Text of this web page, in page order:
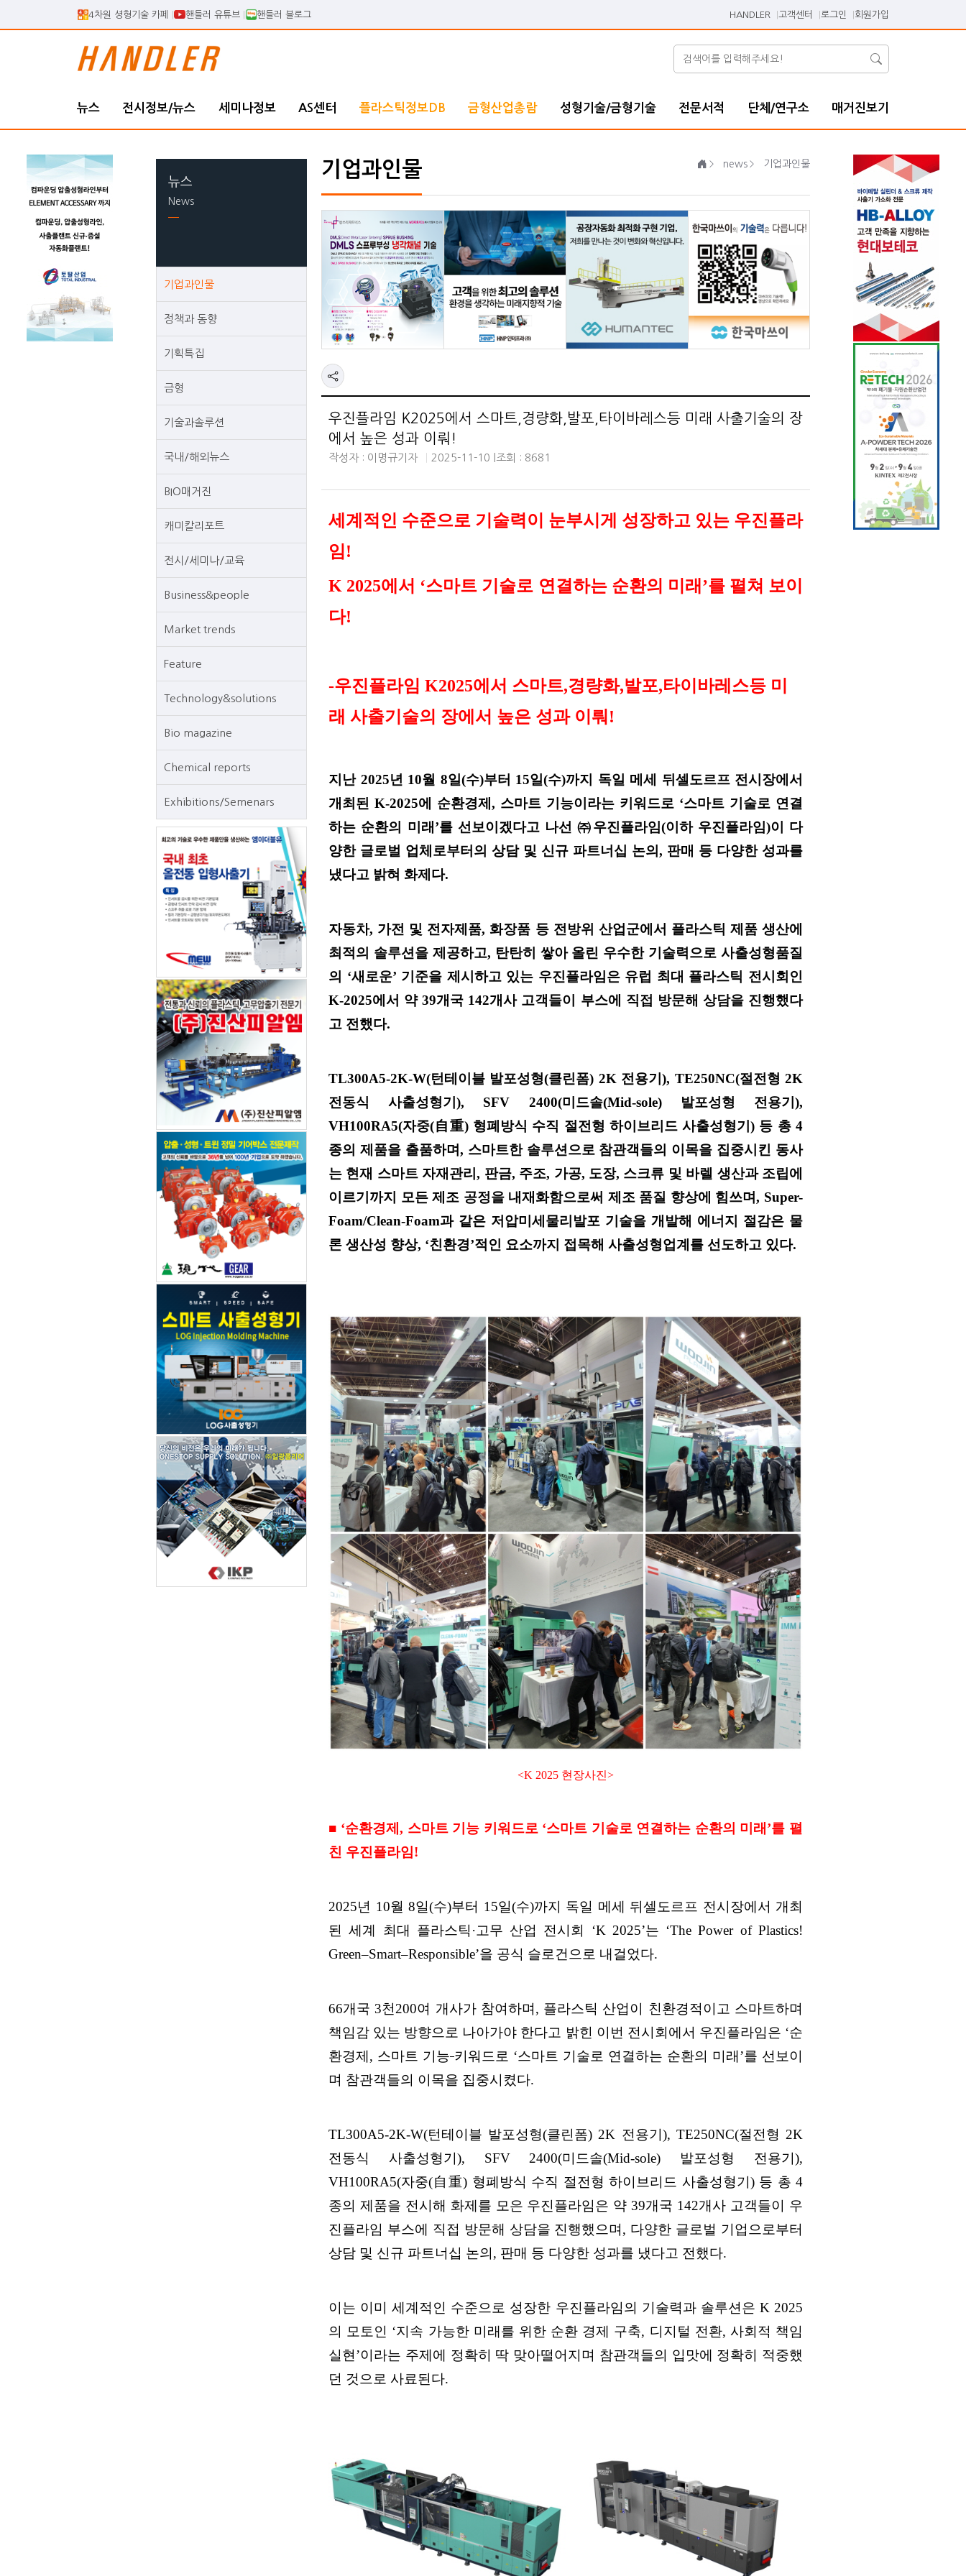
4차원 셩형기술 카페 핸들러 유튜브 핸들러 블로그 HANDLER 고객센터 로그인 회원가입
뉴스 전시정보/뉴스 세미나정보 AS센터 플라스틱정보DB 금형산업총람 성형기술/금형기술 전문서적 단체/연구소 매거진보기
뉴스
News
기업과인물
정책과 동향
기획특집
금형
기술과솔루션
국내/해외뉴스
BIO매거진
캐미칼리포트
전시/세미나/교육
Business&people
Market trends
Feature
Technology&solutions
Bio magazine
Chemical reports
Exhibitions/Semenars
기업과인물 news 기업과인물
우진플라임 K2025에서 스마트,경량화,발포,타이바레스등 미래 사출기술의 장
에서 높은 성과 이뤄!
작성자 : 이명규기자 2025-11-10 | 조회 : 8681
세계적인 수준으로 기술력이 눈부시게 성장하고 있는 우진플라
임!
K 2025에서 ‘스마트 기술로 연결하는 순환의 미래 ’를 펼쳐 보이
다!
-우진플라임 K2025에서 스마트,경량화,발포,타이바레스등 미
래 사출기술의 장에서 높은 성과 이뤄 !
지난 2025년 10월 8일(수)부터 15일(수)까지 독일 메세 뒤셀도르프 전시장에서
개최된 K-2025에 순환경제 , 스마트 기능이라는 키워드로 ‘스마트 기술로 연결
하는 순환의 미래 ’를 선보이겠다고 나선㈜우진플라임(이하 우진플라임)이 다
양한 글로벌 업체로부터의 상담 및 신규 파트너십 논의, 판매 등 다양한 성과를
냈다고 밝혀 화제다.
자동차, 가전 및 전자제품, 화장품 등 전방위 산업군에서 플라스틱 제품 생산에
최적의 솔루션을 제공하고, 탄탄히 쌓아 올린 우수한 기술력으로 사출성형품질
의 ‘새로운’ 기준을 제시하고 있는 우진플라임은 유럽 최대 플라스틱 전시회인
K-2025에서 약39개국 142개사 고객들이 부스에 직접 방문해 상담을 진행했다
고 전했다.
TL300A5-2K-W(턴테이블 발포성형(클린폼) 2K 전용기), TE250NC(절전형2K
전동식 사출성형기), SFV 2400(미드솔(Mid-sole) 발포성형 전용기),
VH100RA5(자중(自重) 형폐방식 수직 절전형 하이브리드 사출성형기) 등 총4
종의 제품을 출품하며, 스마트한 솔루션으로 참관객들의 이목을 집중시킨 동사
는 현재 스마트 자재관리, 판금, 주조, 가공, 도장, 스크류 및 바렐 생산과 조립에
이르기까지 모든 제조 공정을 내재화함으로써 제조 품질 향상에 힘쓰며, Super-
Foam/Clean-Foam과 같은 저압미세물리발포 기술을 개발해 에너지 절감은 물
론 생산성 향상, ‘친환경’적인 요소까지 접목해 사출성형업계를 선도하고 있다.
<K 2025 현장사진>
■ ‘순환경제, 스마트 기능 키워드로 ‘스마트 기술로 연결하는 순환의 미래 ’를 펼
친 우진플라임!
2025년 10월 8일(수)부터 15일(수)까지 독일 메세 뒤셀도르프 전시장에서 개최
된 세계 최대 플라스틱 ·고무 산업 전시회 ‘K 2025’는 ‘The Power of Plastics!
Green–Smart–Responsible’을 공식 슬로건으로 내걸었다.
66개국 3천200여 개사가 참여하며 , 플라스틱 산업이 친환경적이고 스마트하며
책임감 있는 방향으로 나아가야 한다고 밝힌 이번 전시회에서 우진플라임은 ‘순
환경제 , 스마트 기능 키워드로 ‘스마트 기술로 연결하는 순환의 미래 ’를 선보이
며 참관객들의 이목을 집중시켰다.
TL300A5-2K-W(턴테이블 발포성형(클린폼) 2K 전용기 ), TE250NC(절전형2K
전동식 사출성형기 ), SFV 2400(미드솔(Mid-sole) 발포성형 전용기),
VH100RA5(자중(自重) 형폐방식 수직 절전형 하이브리드 사출성형기 ) 등 총4
종의 제품을 전시해 화제를 모은 우진플라임은 약 39개국 142개사 고객들이 우
진플라임 부스에 직접 방문해 상담을 진행했으며 , 다양한 글로벌 기업으로부터
상담 및 신규 파트너십 논의 , 판매 등 다양한 성과를 냈다고 전했다.
이는 이미 세계적인 수준으로 성장한 우진플라임의 기술력과 솔루션은 K 2025
의 모토인 ‘지속 가능한 미래를 위한 순환 경제 구축, 디지털 전환, 사회적 책임
실현’이라는 주제에 정확히 딱 맞아떨어지며 참관객들의 입맛에 정확히 적중했
던 것으로 사료된다.